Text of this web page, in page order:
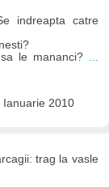
indreapta catre
le mananci?
Ianuarie 2010
trag la vasle